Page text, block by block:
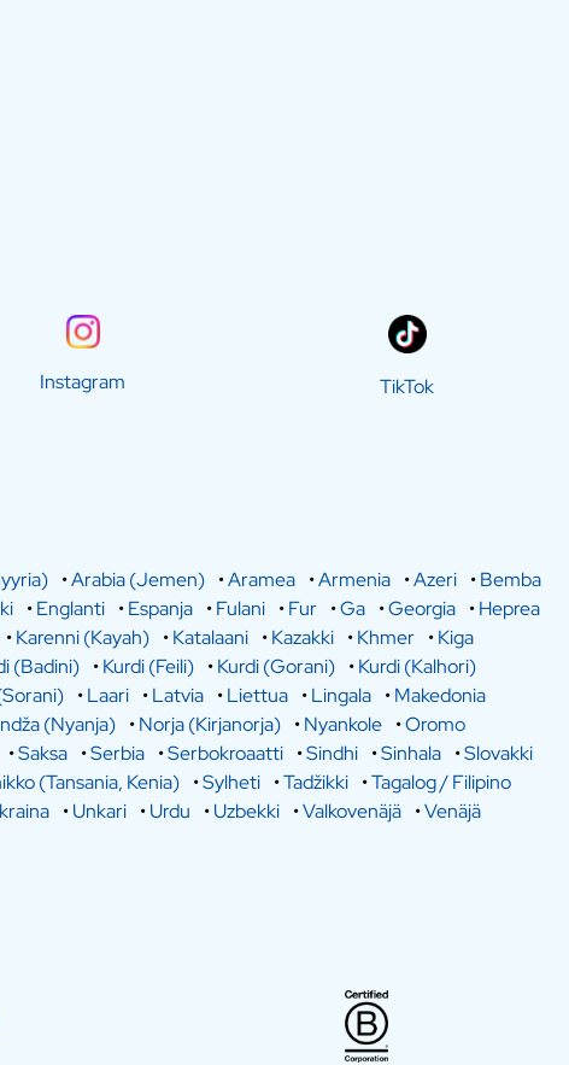
Instagram TikTok
•Arabia (Jemen) •Aramea •Armenia •Azeri •Bemba
•Englanti •Espanja •Fulani •Fur •Ga •Georgia •Heprea
•Karenni (Kayah) •Katalaani •Kazakki •Khmer •Kiga
(Badini) •Kurdi (Feili) •Kurdi (Gorani) •Kurdi (Kalhori)
•Laari •Latvia •Liettua •Lingala •Makedonia
(Nyanja) •Norja (Kirjanorja) •Nyankole •Oromo
•Saksa •Serbia •Serbokroaatti •Sindhi •Sinhala •Slovakki
(Tansania, Kenia) •Sylheti •Tadžikki •Tagalog / Filipino
•Unkari •Urdu •Uzbekki •Valkovenäjä •Venäjä